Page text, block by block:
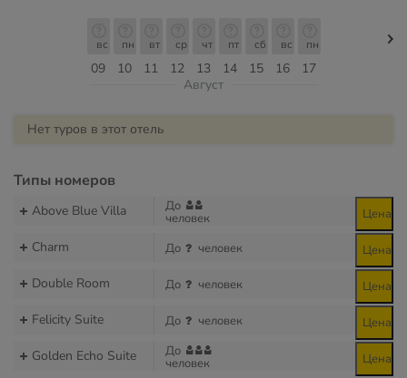
09
вс
10
пн
11
вт
12
ср
13
чт
14
пт
15
сб
16
вс
17
пн
Август
Нет туров в этот отель
Типы номеров
Above Blue Villa До
человек Цена
Charm До человек Цена
Double Room До человек Цена
Felicity Suite До человек Цена
Golden Echo Suite До
человек Цена